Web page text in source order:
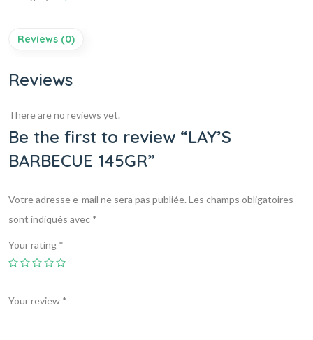
Reviews (0)
Reviews
There are no reviews yet.
Be the first to review “LAY’S
BARBECUE 145GR”
Votre adresse e-mail ne sera pas publiée.Les champs obligatoires
sont indiqués avec *
Your rating *
Your review *